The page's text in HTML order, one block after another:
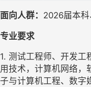
面向人群： 2026届本科
专业要求
1. 测试工程师、开发
用技术，计算机网络，
子与计算机工程、数字